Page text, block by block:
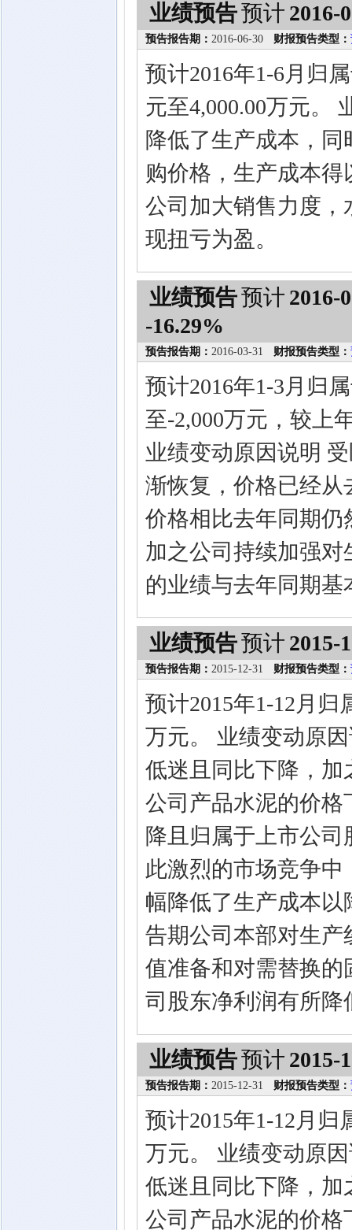
业绩预告预计 2016-
预告报告期： 2016-06-30 财报预告类型：
预计2016年1-6月归
元至4,000.00万元。
降低了生产成本，
购价格，生产成本
公司加大销售力度
现扭亏为盈。
业绩预告预计 2016-
-16.29%
预告报告期： 2016-03-31 财报预告类型：
预计2016年1-3月归
至-2,000万元，较上
业绩变动原因说明
渐恢复，价格已经
价格相比去年同期
加之公司持续加强
的业绩与去年同期基
业绩预告预计 2015-
预告报告期： 2015-12-31 财报预告类型：
预计2015年1-12月归
万元。 业绩变动原
低迷且同比下降，
公司产品水泥的价
降且归属于上市公
此激烈的市场竞争
幅降低了生产成本
告期公司本部对生
值准备和对需替换
司股东净利润有所降
业绩预告预计 2015-
预告报告期： 2015-12-31 财报预告类型：
预计2015年1-12月归
万元。 业绩变动原
低迷且同比下降，
公司产品水泥的价